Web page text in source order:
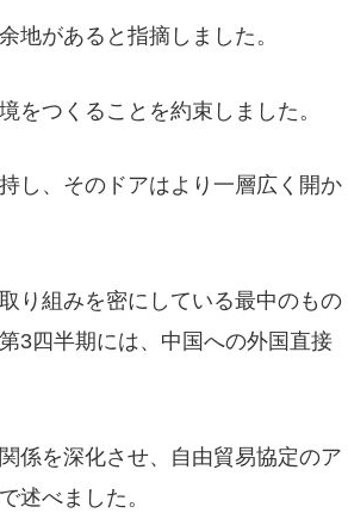
地があると指摘しました。
をつくることを約束しました。
し、そのドアはより一層広く開か
り組みを密にしている最中のもの
3四半期には、中国への外国直接
係を深化させ、自由貿易協定のア
述べました。